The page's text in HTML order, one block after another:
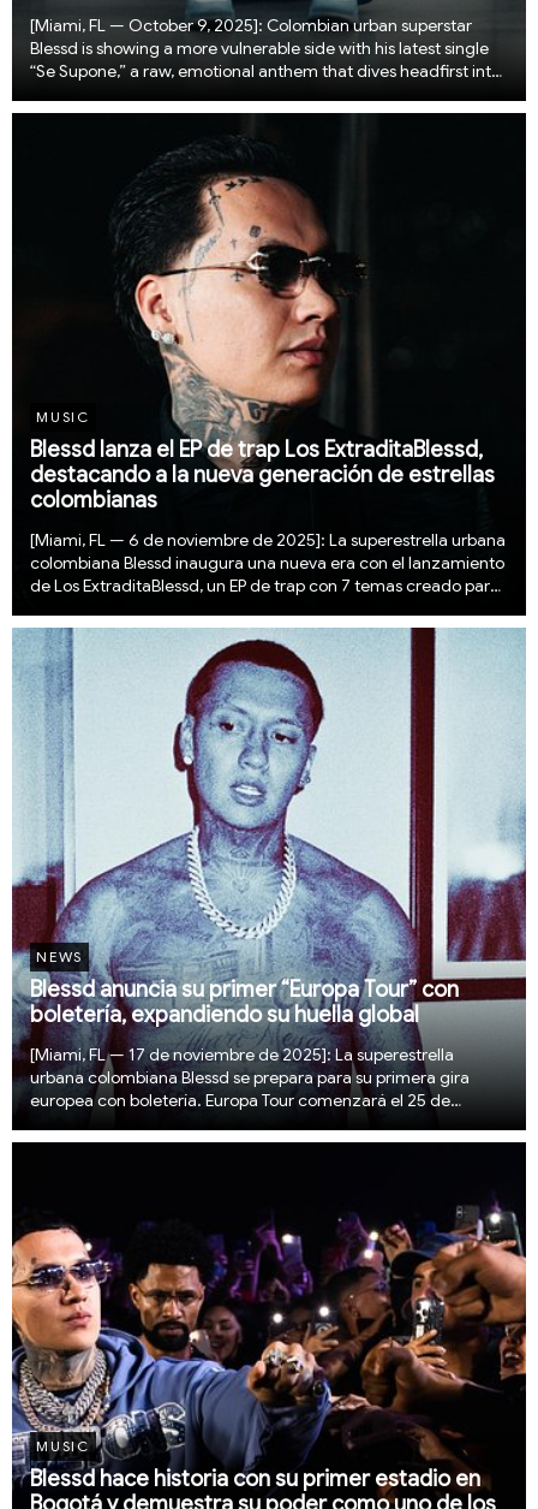
[Miami, FL — October 9, 2025]: Colombian urban superstar
Blessd is showing a more vulnerable side with his latest single
“Se Supone,” a raw, emotional anthem that dives headfirst into
streetwise swagger, Blessd s...
MUSIC
Blessd lanza el EP de trap Los ExtraditaBlessd,
destacando a la nueva generación de estrellas
colombianas
[Miami, FL — 6 de noviembre de 2025]: La superestrella urbana
colombiana Blessd inaugura una nueva era con el lanzamiento
de Los ExtraditaBlessd, un EP de trap con 7 temas creado para
Colombia. Reconocido por impu...
NEWS
Blessd anuncia su primer “Europa Tour” con
boletería, expandiendo su huella global
[Miami, FL — 17 de noviembre de 2025]: La superestrella
urbana colombiana Blessd se prepara para su primera gira
europea con boletería. Europa Tour comenzará el 25 de
con paradas en Milán, Barcelona, Sevilla, L...
MUSIC
Blessd hace historia con su primer estadio en